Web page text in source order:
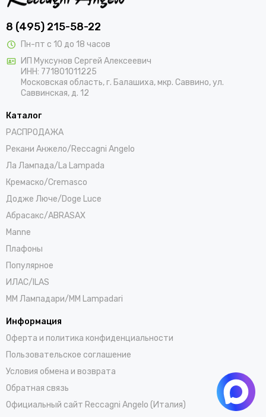
8 (495) 215-58-22
Пн-пт с 10 до 18 часов
ИП Муксунов Сергей Алексеевич
ИНН: 771801011225
Московская область, г. Балашиха, мкр. Саввино, ул.
Саввинская, д. 12
Каталог
РАСПРОДАЖА
Рекани Анжело/Reccagni Angelo
Ла Лампада/La Lampada
Кремаско/Cremasco
Додже Люче/Doge Luce
Абрасакс/ABRASAX
Manne
Плафоны
Популярное
ИЛАС/ILAS
ММ Лампадари/MM Lampadari
Информация
Оферта и политика конфиденциальности
Пользовательское соглашение
Условия обмена и возврата
Обратная связь
Официальный сайт Reccagni Angelo (Италия)